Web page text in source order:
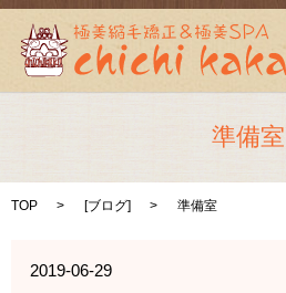
準備室
TOP [ブログ] 準備室
2019-06-29